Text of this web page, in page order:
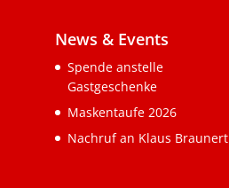
News & Events
Spende anstelle
Gastgeschenke
Maskentaufe 2026
Nachruf an Klaus Braunert